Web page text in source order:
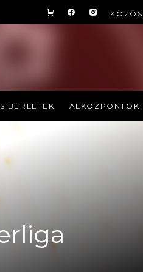
BÉRLETEK ALKÖZPONTOK